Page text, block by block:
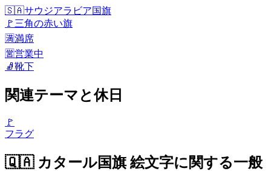
🇸🇦サウジアラビア国旗
🚩 三角の赤い旗
🈵満席
🈺営業中
🧦靴下
関連テーマと休日
🚩
フラグ
🇶🇦 カタール国旗 絵文字に関する一般